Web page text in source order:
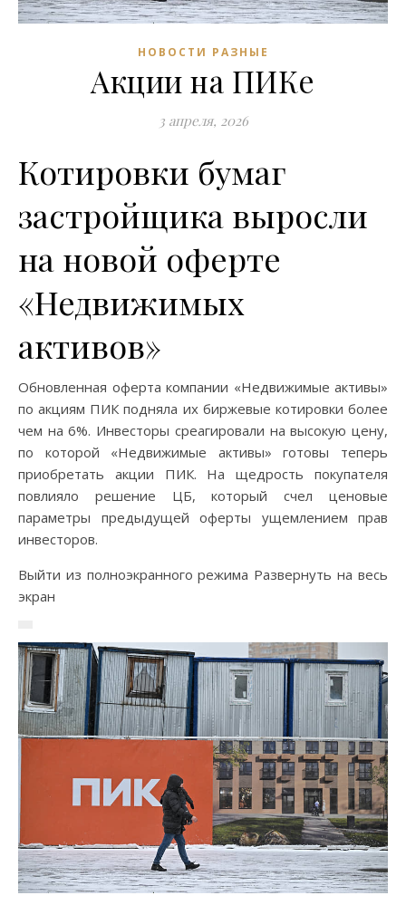
НОВОСТИ РАЗНЫЕ
Акции на ПИКе
3 апреля, 2026
Котировки бумаг
застройщика выросли
на новой оферте
«Недвижимых
активов»
Обновленная оферта компании «Недвижимые активы»
по акциям ПИК подняла их биржевые котировки более
чем на 6%. Инвесторы среагировали на высокую цену,
по которой «Недвижимые активы» готовы теперь
приобретать акции ПИК. На щедрость покупателя
повлияло решение ЦБ, который счел ценовые
параметры предыдущей оферты ущемлением прав
инвесторов.
Выйти из полноэкранного режима Развернуть на весь
экран